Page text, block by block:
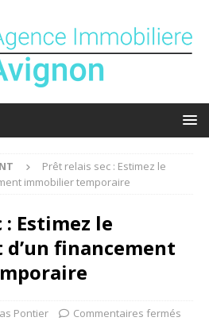
Prêt relais sec : Estimez le
immobilier temporaire
Estimez le
financement
Pontier Commentaires fermés